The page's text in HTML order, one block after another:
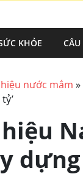
KHỎE
nước mắm »